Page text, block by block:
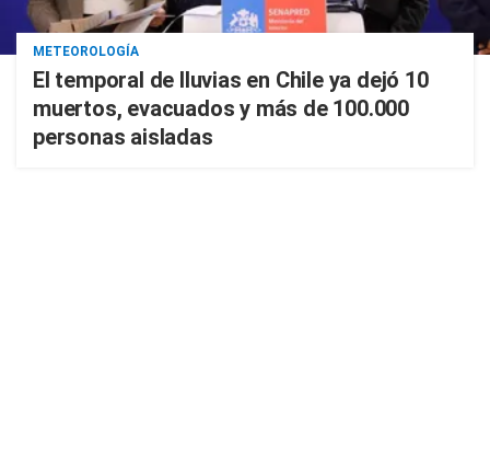
METEOROLOGÍA
El temporal de lluvias en Chile ya dejó 10
muertos, evacuados y más de 100.000
personas aisladas